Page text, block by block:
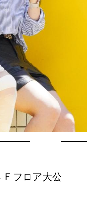
Ｆフロア大公